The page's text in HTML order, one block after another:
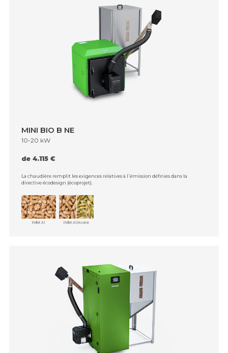
MINI BIO B NE
10-20 kW
de 4.115 €
La chaudière remplit les exigences relatives à l᾿émission définies dans la
directive écodesign (écoprojet).
Pellet A1 Pellet A1/Avoine